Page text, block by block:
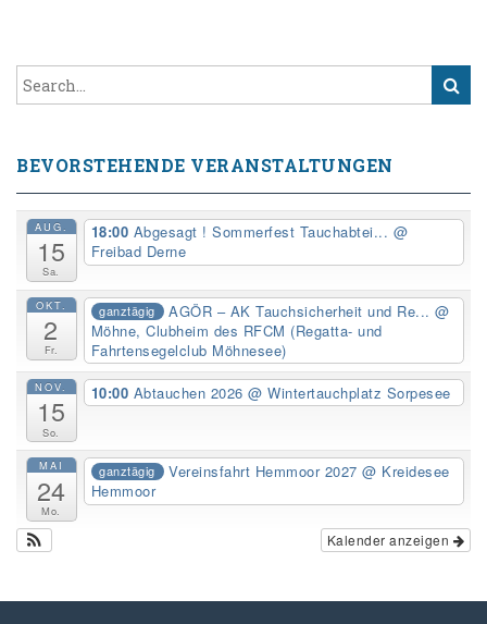
BEVORSTEHENDE VERANSTALTUNGEN
AUG.
15
Sa.
18:00 Abgesagt ! Sommerfest Tauchabtei... @
Freibad Derne
OKT.
2
Fr.
ganztägig AGÖR – AK Tauchsicherheit und Re...@
Möhne, Clubheim des RFCM (Regatta- und
Fahrtensegelclub Möhnesee)
NOV.
15
So.
10:00 Abtauchen 2026@ Wintertauchplatz Sorpesee
MAI
24
Mo.
ganztägig Vereinsfahrt Hemmoor 2027@ Kreidesee
Hemmoor
Kalender anzeigen